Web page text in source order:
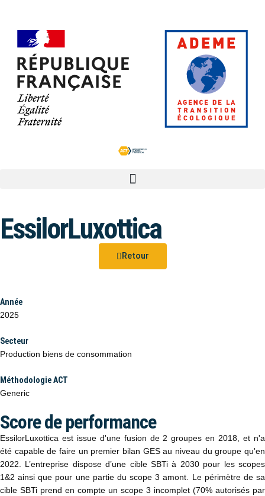
EssilorLuxottica
Retour
Année
2025
Secteur
Production biens de consommation
Méthodologie ACT
Generic
Score de performance
EssilorLuxottica est issue d'une fusion de 2 groupes en 2018, et n'a
été capable de faire un premier bilan GES au niveau du groupe qu'en
2022. L’entreprise dispose d’une cible SBTi à 2030 pour les scopes
1&2 ainsi que pour une partie du scope 3 amont. Le périmètre de sa
cible SBTi prend en compte un scope 3 incomplet (70% autorisés par